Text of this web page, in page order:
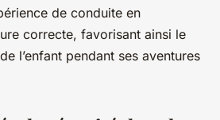
de conduite en
correcte, favorisant ainsi le
l’enfant pendant ses aventures